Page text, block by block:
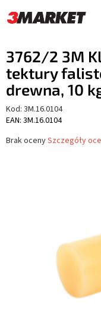
do
treści
3762/2 3M
tektury
drewna, 10
Kod: 3M.16.0104
EAN: 3M.16.0104
Średnia
Brak ocenySzczegóły